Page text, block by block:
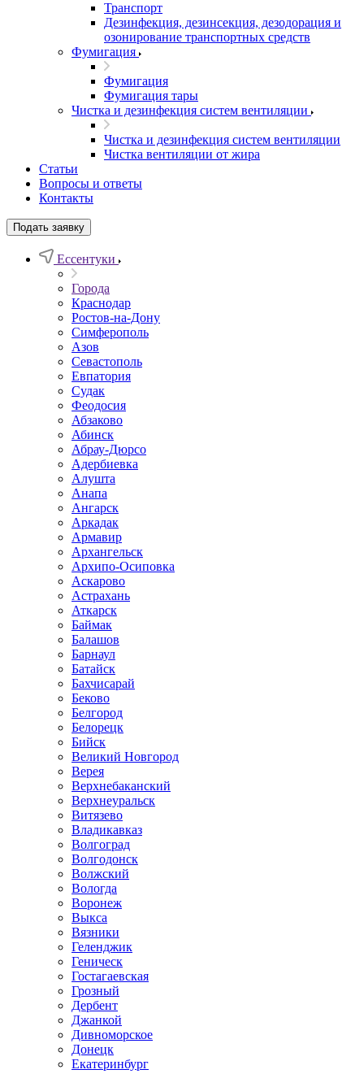
Транспорт
Дезинфекция, дезинсекция, дезодорация и
озонирование транспортных средств
Фумигация
Фумигация
Фумигация тары
Чистка и дезинфекция систем вентиляции
Чистка и дезинфекция систем вентиляции
Чистка вентиляции от жира
Статьи
Вопросы и ответы
Контакты
Подать заявку
Ессентуки
Города
Краснодар
Ростов-на-Дону
Симферополь
Азов
Севастополь
Евпатория
Судак
Феодосия
Абзаково
Абинск
Абрау-Дюрсо
Адербиевка
Алушта
Анапа
Ангарск
Аркадак
Армавир
Архангельск
Архипо-Осиповка
Аскарово
Астрахань
Аткарск
Баймак
Балашов
Барнаул
Батайск
Бахчисарай
Беково
Белгород
Белорецк
Бийск
Великий Новгород
Верея
Верхнебаканский
Верхнеуральск
Витязево
Владикавказ
Волгоград
Волгодонск
Волжский
Вологда
Воронеж
Выкса
Вязники
Геленджик
Геническ
Гостагаевская
Грозный
Дербент
Джанкой
Дивноморское
Донецк
Екатеринбург